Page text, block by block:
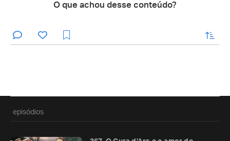
O que achou desse conteúdo?
enviar
episódios